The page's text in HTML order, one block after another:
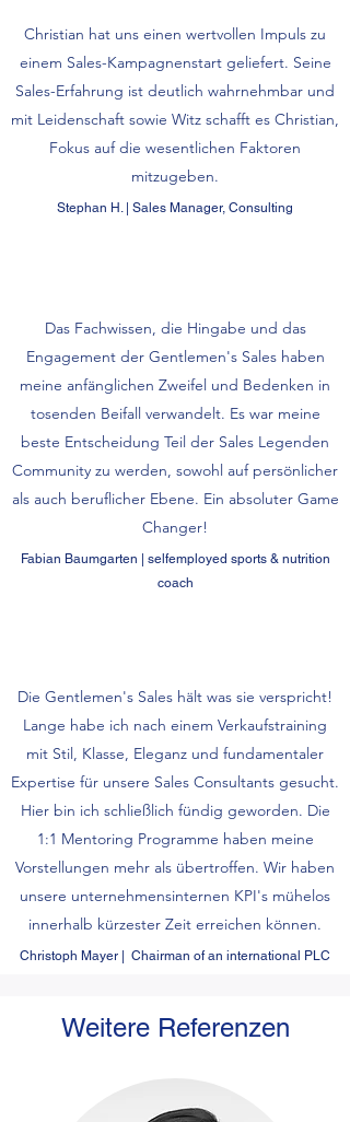
Christian hat uns einen wertvollen Impuls zu
einem Sales-Kampagnenstart geliefert. Seine
Sales-Erfahrung ist deutlich wahrnehmbar und
mit Leidenschaft sowie Witz schafft es Christian,
Fokus auf die wesentlichen Faktoren
mitzugeben.
Stephan H. | Sales Manager, Consulting
Das Fachwissen, die Hingabe und das
Engagement der Gentlemen's Sales haben
meine anfänglichen Zweifel und Bedenken in
tosenden Beifall verwandelt. Es war meine
beste Entscheidung Teil der Sales Legenden
Community zu werden, sowohl auf persönlicher
als auch beruflicher Ebene. Ein absoluter Game
Changer!
Fabian Baumgarten | selfemployed sports & nutrition
coach
Die Gentlemen's Sales hält was sie verspricht!
Lange habe ich nach einem Verkaufstraining
mit Stil, Klasse, Eleganz und fundamentaler
Expertise für unsere Sales Consultants gesucht.
Hier bin ich schließlich fündig geworden. Die
1:1 Mentoring Programme haben meine
Vorstellungen mehr als übertroffen. Wir haben
unsere unternehmensinternen KPI's mühelos
innerhalb kürzester Zeit erreichen können.
Christoph Mayer | Chairman of an international PLC
Weitere Referenzen